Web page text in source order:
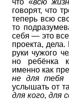
говорят, что
теперь всю
то
себя — это все
проекта,
руки чужого
но ребёнка
именно как
не для тебя
услышать от
для кого, для